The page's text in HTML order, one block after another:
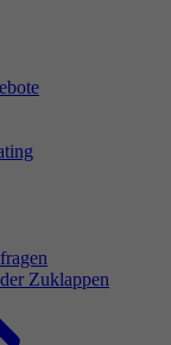
Zuklappen